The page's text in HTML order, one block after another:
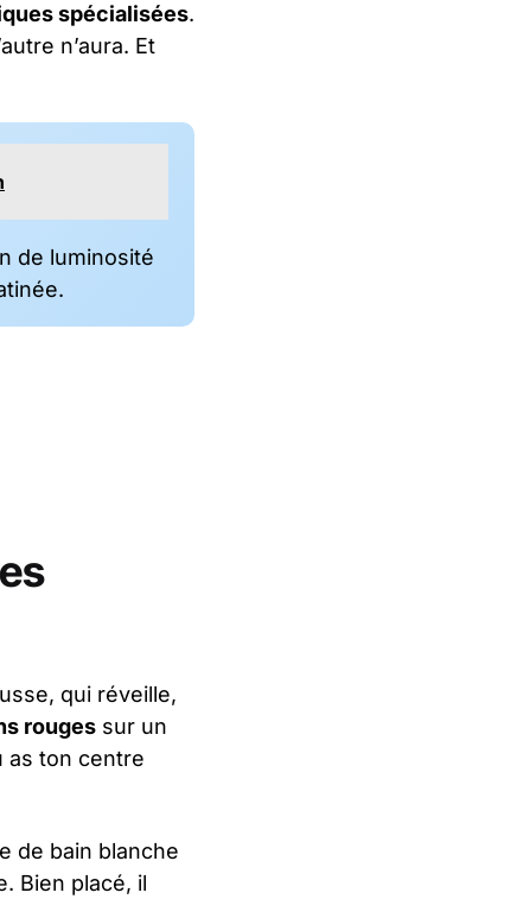
spécialisées.
n’aura. Et
de luminosité
qui réveille,
rouges sur un
as ton centre
de bain blanche
Bien placé, il